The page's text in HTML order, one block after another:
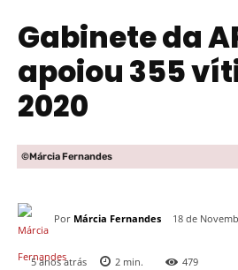
Gabinete da
apoiou 355
2020
©Márcia Fernandes
Por Márcia Fernandes 18 de
5 anos atrás 2 min. 479